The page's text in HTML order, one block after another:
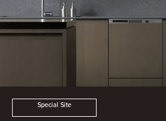
Special Site